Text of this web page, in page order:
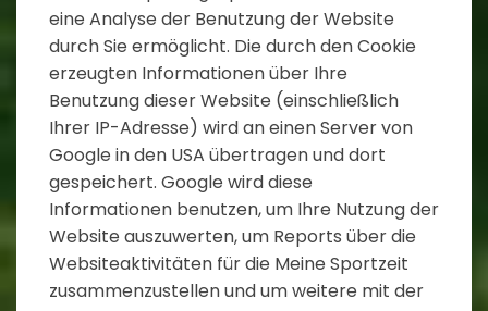
eine Analyse der Benutzung der Website
durch Sie ermöglicht. Die durch den Cookie
erzeugten Informationen über Ihre
Benutzung dieser Website (einschließlich
Ihrer IP-Adresse) wird an einen Server von
Google in den USA übertragen und dort
gespeichert. Google wird diese
Informationen benutzen, um Ihre Nutzung der
Website auszuwerten, um Reports über die
Websiteaktivitäten für die Meine Sportzeit
zusammenzustellen und um weitere mit der